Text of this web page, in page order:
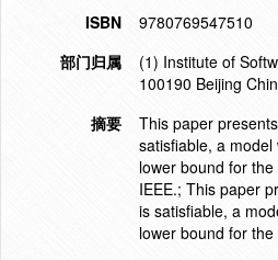
ISBN
9780769547510
部门归属
(1) Institute of
100190 Beijing
摘要
This paper
satisfiable, a
lower bound for
IEEE.; This paper
is satisfiable, a
lower bound for